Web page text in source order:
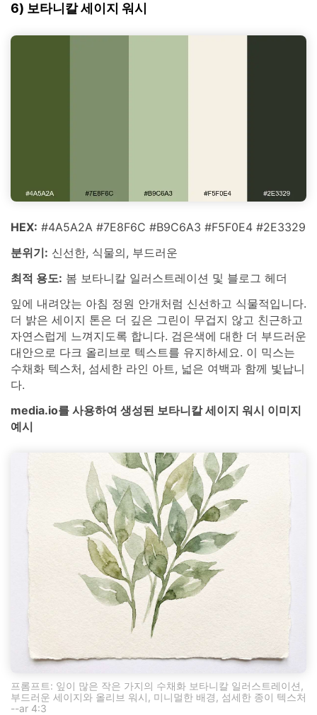
6) 보타니칼 세이지 워시
HEX: #4A5A2A #7E8F6C #B9C6A3 #F5F0E4 #2E3329
분위기: 신선한, 식물의, 부드러운
최적 용도: 봄 보타니칼 일러스트레이션 및 블로그 헤더
잎에 내려앉는 아침 정원 안개처럼 신선하고 식물적입니다.
더 밝은 세이지 톤은 더 깊은 그린이 무겁지 않고 친근하고
자연스럽게 느껴지도록 합니다. 검은색에 대한 더 부드러운
대안으로 다크 올리브로 텍스트를 유지하세요. 이 믹스는
수채화 텍스처, 섬세한 라인 아트, 넓은 여백과 함께 빛납니
다.
media.io를 사용하여 생성된 보타니칼 세이지 워시 이미지
예시
프롬프트: 잎이 많은 작은 가지의 수채화 보타니칼 일러스트레이션,
부드러운 세이지와 올리브 워시, 미니멀한 배경, 섬세한 종이 텍스처
--ar 4:3